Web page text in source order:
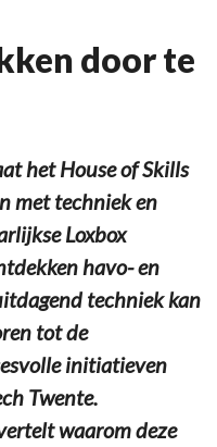
door te
het House of Skills
met techniek en
Loxbox
havo- en
techniek kan
tot de
initiatieven
Twente.
waarom deze